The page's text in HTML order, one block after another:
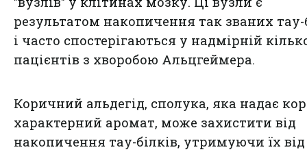
результатом накопичення так званих тау-
і часто спостерігаються у надмірній
пацієнтів з хворобою Альцгеймера.
Коричний альдегід, сполука, яка надає
характерний аромат, може захистити від
накопичення тау-білків, утримуючи їх від